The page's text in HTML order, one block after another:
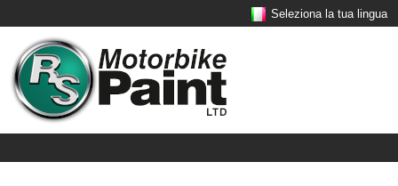
Seleziona la tua lingua